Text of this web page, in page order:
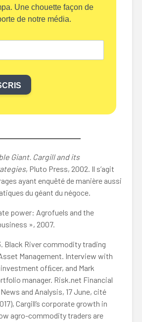
Une chouette façon de
de notre média.
Giant. Cargill and its
, Pluto Press, 2002. Il s’agit
ayant enquêté de manière aussi
du géant du négoce.
power: Agrofuels and the
», 2007.
Black River commodity trading
Management. Interview with
ofﬁcer, and Mark
manager. Risk.net Financial
and Analysis, 17 June, cité
Cargill’s corporate growth in
agro-commodity traders are